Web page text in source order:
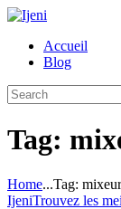
Accueil
Blog
Tag:
Home...Tag: mixeur
IjeniTrouvez les